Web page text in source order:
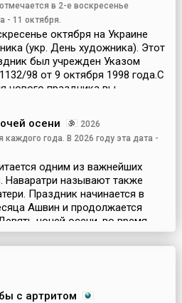
в 2-е воскресенье
- 11 октября.
октября на Украине
(укр. День художника). Этот
был учрежден Указом
98 от 9 октября 1998 года.С
нового праздника вы...
осени
2026
года. В 2026 году эта дата -
одним из важнейших
Наваратри называют также
Праздник начинается в
Ашвин и продолжается
ночей осени, во время
с артритом